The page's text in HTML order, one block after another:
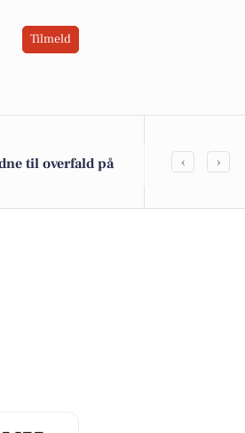
Tilmeld
til overfald på
Savner du
‹ ›